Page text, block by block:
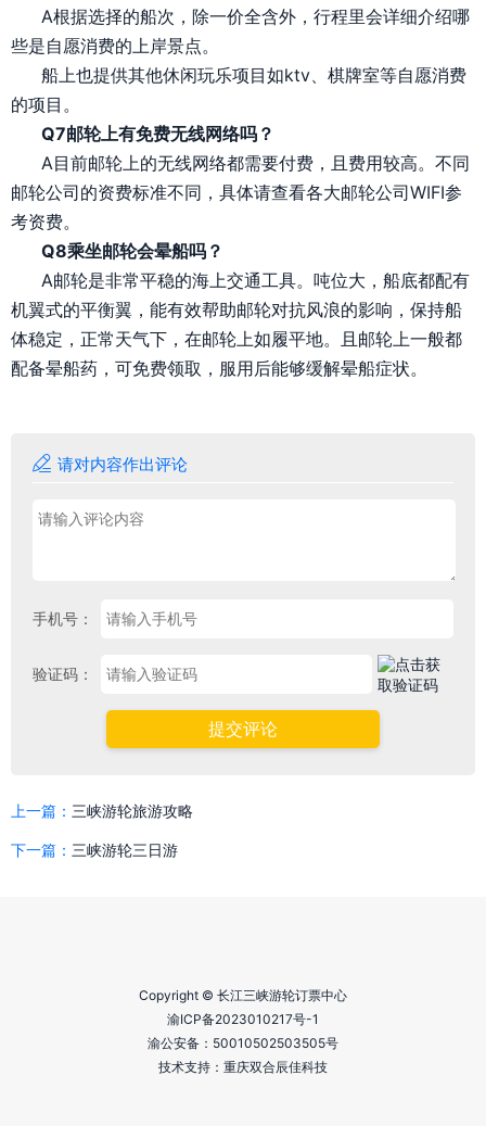
A根据选择的船次，除一价全含外，行程里会详细介绍哪
些是自愿消费的上岸景点。
船上也提供其他休闲玩乐项目如ktv、棋牌室等自愿消费
的项目。
Q7邮轮上有免费无线网络吗？
A目前邮轮上的无线网络都需要付费，且费用较高。不同
邮轮公司的资费标准不同，具体请查看各大邮轮公司WIFI参
考资费。
Q8乘坐邮轮会晕船吗？
A邮轮是非常平稳的海上交通工具。吨位大，船底都配有
机翼式的平衡翼，能有效帮助邮轮对抗风浪的影响，保持船
体稳定，正常天气下，在邮轮上如履平地。且邮轮上一般都
配备晕船药，可免费领取，服用后能够缓解晕船症状。
 请对内容作出评论
手机号：
验证码：
提交评论
上一篇： 三峡游轮旅游攻略
下一篇： 三峡游轮三日游
Copyright © 长江三峡游轮订票中心
渝ICP备2023010217号-1
渝公安备： 50010502503505号
技术支持：重庆双合辰佳科技